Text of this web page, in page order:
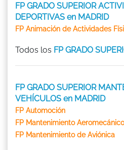
FP GRADO SUPERIOR
DEPORTIVAS en MADRID
FP Animación de Actividades
Todos los FP GRADO
FP GRADO SUPERIOR
VEHÍCULOS en MADRID
FP Automoción
FP Mantenimiento Aeromecánico
FP Mantenimiento de Aviónica